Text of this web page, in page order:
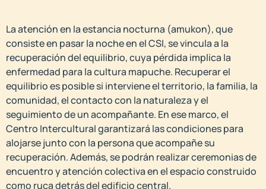
La atención en la estancia nocturna (amukon), que
consiste en pasar la noche en el CSI, se vincula a la
recuperación del equilibrio, cuya pérdida implica la
enfermedad para la cultura mapuche. Recuperar el
equilibrio es posible si interviene el territorio, la familia, la
comunidad, el contacto con la naturaleza y el
seguimiento de un acompañante. En ese marco, el
Centro Intercultural garantizará las condiciones para
alojarse junto con la persona que acompañe su
recuperación. Además, se podrán realizar ceremonias de
encuentro y atención colectiva en el espacio construido
como ruca detrás del edificio central.